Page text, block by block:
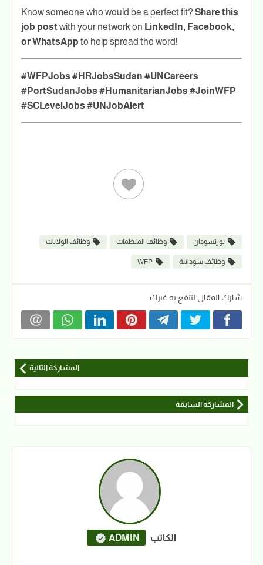
Know someone who would be a perfect fit? Share this
job postwith your network on LinkedIn, Facebook,
or WhatsApp to help spread the word!
#WFPJobs #HRJobsSudan #UNCareers
#PortSudanJobs #HumanitarianJobs #JoinWFP
#SCLevelJobs #UNJobAlert
بورتسودان وظائف المنظمات وظائف الولايات
وظائف سودانية WFP
شارك المقال لتنفع به غيرك
المشاركة التالية
المشاركة السابقة
الكاتب ADMIN